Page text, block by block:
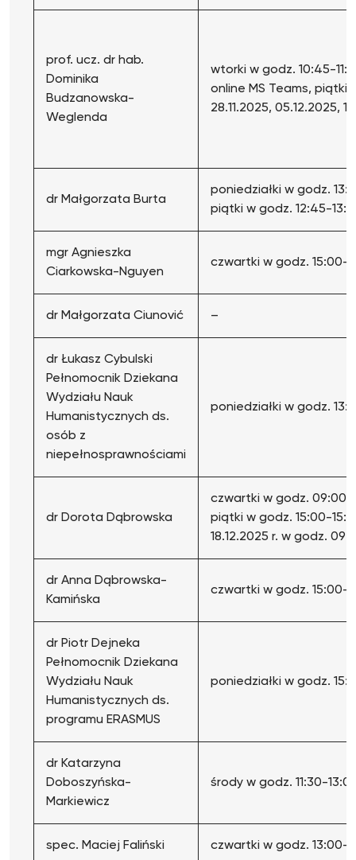
prof. ucz. dr hab.
Dominika
Budzanowska-
Weglenda
wtorki w godz. 10:45-
online MS Teams, piątki
28.11.2025, 05.12.2025,
dr Małgorzata Burta
poniedziałki w godz.
piątki w godz. 12:45-
mgr Agnieszka
Ciarkowska-Nguyen
czwartki w godz. 15:00-
dr Małgorzata Ciunović –
dr Łukasz Cybulski
Pełnomocnik Dziekana
Wydziału Nauk
Humanistycznych ds.
osób z
niepełnosprawnościami
poniedziałki w godz.
dr Dorota Dąbrowska
czwartki w godz. 09:00-
piątki w godz. 15:00-
18.12.2025 r. w godz.
dr Anna Dąbrowska-
Kamińska
czwartki w godz. 15:00-
dr Piotr Dejneka
Pełnomocnik Dziekana
Wydziału Nauk
Humanistycznych ds.
programu ERASMUS
poniedziałki w godz.
dr Katarzyna
Doboszyńska-
Markiewicz
środy w godz. 11:30-
spec. Maciej Faliński czwartki w godz. 13:00-